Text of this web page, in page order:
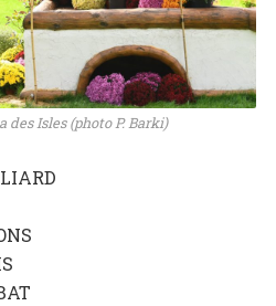
Isles (photo P. Barki)